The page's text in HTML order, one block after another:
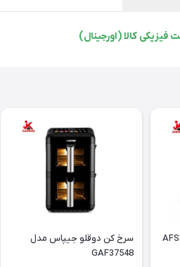
کالا (اورجینال)
سرخ کن دوقلو جیپاس مدل
GAF37548